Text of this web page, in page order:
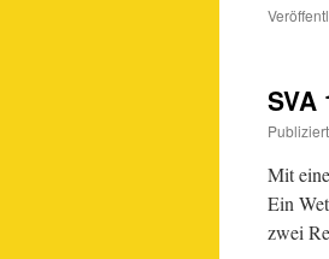
Mit
Ein
zwei